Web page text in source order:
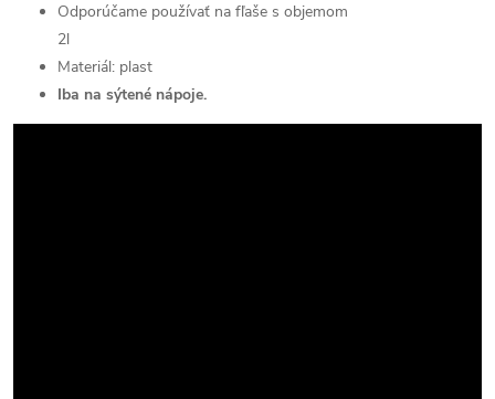
Odporúčame používať na fľaše s objemom
2l
Materiál: plast
Iba na sýtené nápoje.